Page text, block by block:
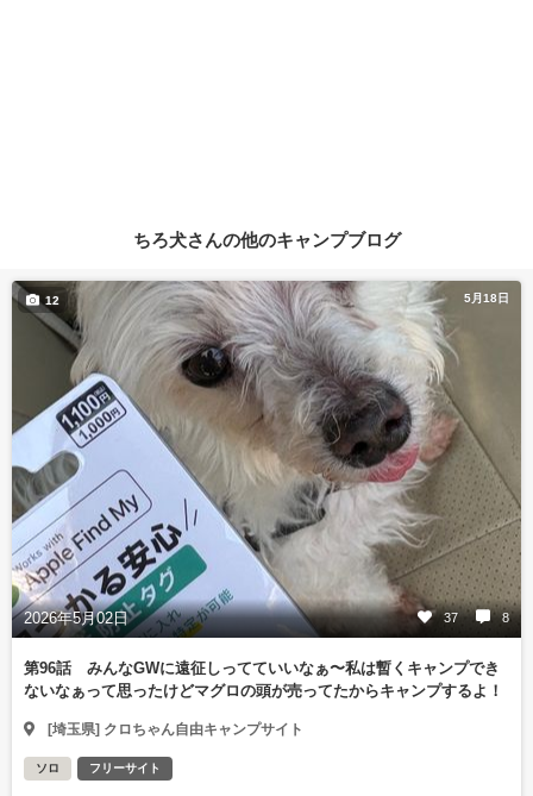
ちろ犬さんの他のキャンプブログ
5月18日
2026年5月02日 37 8
12
第96話 みんなGWに遠征しってていいなぁ〜私は暫くキャンプでき
ないなぁって思ったけどマグロの頭が売ってたからキャンプするよ！
[埼玉県] クロちゃん自由キャンプサイト
ソロ フリーサイト